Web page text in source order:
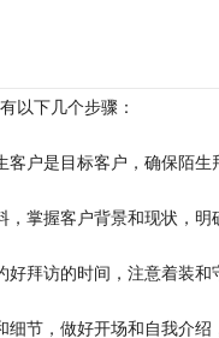
以下几个步骤：
客户是目标客户，确保陌
，掌握客户背景和现状，
好拜访的时间，注意着装
细节，做好开场和自我介